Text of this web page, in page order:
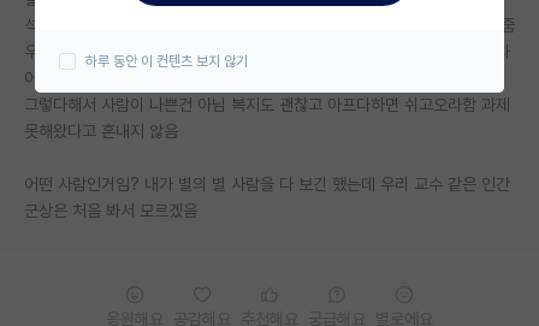
연구실(PI) 홍보 게시판
석박사 채용 정보 게시판
임용 정보 게시판
석사들은 논문 내고 싶다하면 내게 해줌 근데 그 말 안하면 먼저 도움은 안줌
우리들이 졸업하고 뭐할지에 관심 없음 실제로 졸업한 선배 3명인데 3명 다
어디서 뭐하는지 교수님도 모름
그렇다해서 사람이 나쁜건 아님 복지도 괜찮고 아프다하면 쉬고오라함 과제
못해왔다고 혼내지 않음
어떤 사람인거임? 내가 별의 별 사람을 다 보긴 했는데 우리 교수 같은 인간
군상은 처음 봐서 모르겠음
하루 동안 이 컨텐츠 보지 않기